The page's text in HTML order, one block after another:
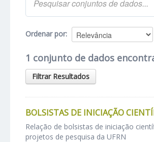
Ordenar por
1 conjunto de dados
Filtrar Resultados
BOLSISTAS DE INICIAÇÃO
Relação de bolsistas de iniciação
projetos de pesquisa da UFRN